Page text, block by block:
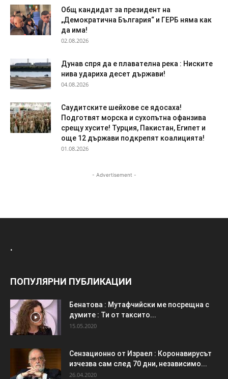
Общ кандидат за президент на
„Демократична България“ и ГЕРБ няма как
да има!
02.08.2026
Дyнaв спря да e плaвaтeлнa peĸa : Ниските
нива удариха десет държави!
04.08.2026
Саудитските шейхове се ядосаха!
Подготвят морска и сухопътна офанзива
срещу хусите! Турция, Пакистан, Египет и
още 12 държави подкрепят коалицията!
01.08.2026
- Advertisement -
.
ПОПУЛЯРНИ ПУБЛИКАЦИИ
Бенатова : Мутафчийски ме посрещна с
думите : Ти от таксито...
15.05.2020
Сензационно от Израел : Коронавирусът
изчезва сам след 70 дни, независимо...
26.04.2020